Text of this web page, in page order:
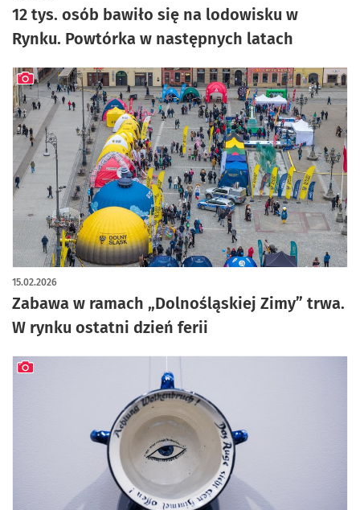
12 tys. osób bawiło się na lodowisku w
Rynku. Powtórka w następnych latach
Zabawa w ramach „Dolnośląskiej Zimy” trwa.
W rynku ostatni dzień ferii
15.02.2026
artykuł z galerią zdjęć